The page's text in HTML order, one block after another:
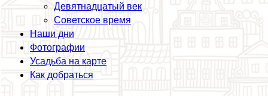
Девятнадцатый век
Советское время
Наши дни
Фотографии
Усадьба на карте
Как добраться